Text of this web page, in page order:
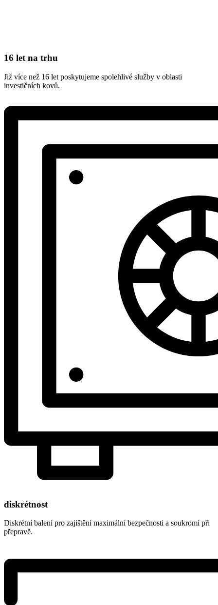
16 let na trhu
Již více než 16 let poskytujeme spolehlivé služby v oblasti
investičních kovů.
diskrétnost
Diskrétní balení pro zajištění maximální bezpečnosti a soukromí při
přepravě.